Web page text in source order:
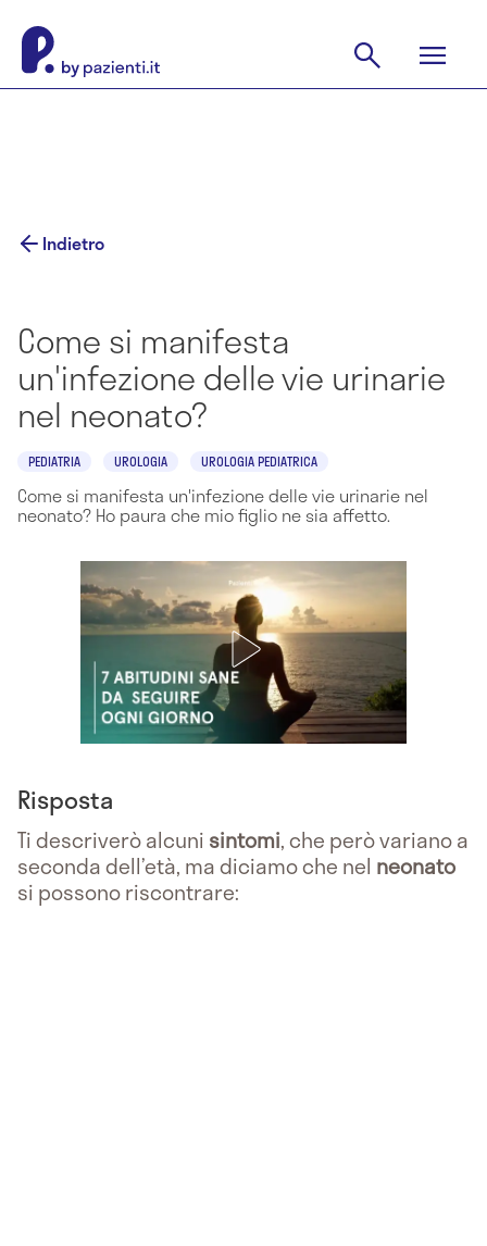
Indietro
Come si manifesta
un'infezione delle vie urinarie
nel neonato?
PEDIATRIA UROLOGIA UROLOGIA PEDIATRICA
Come si manifesta un'infezione delle vie urinarie nel
neonato? Ho paura che mio figlio ne sia affetto.
Risposta
Ti descriverò alcuni sintomi, che però variano a
seconda dell’età, ma diciamo che nel neonato
si possono riscontrare: